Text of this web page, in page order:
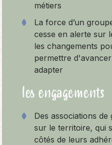
métiers
La force d’un
cesse en alerte sur
les changements
permettre
adapter
les engagements
Des associations de
sur le territoire, qui
côtés de leurs